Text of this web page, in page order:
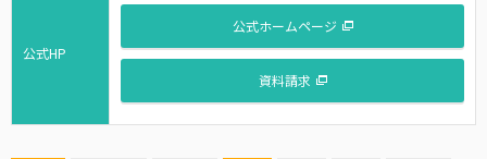
公式HP
公式ホームページ
資料請求